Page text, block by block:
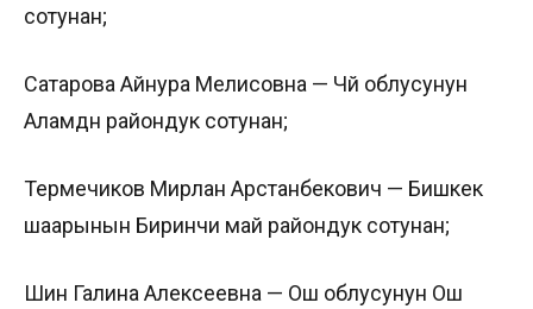
сотунан;
Сатарова Айнура Мелисовна — Чүй облусунун
Аламүдүн райондук сотунан;
Термечиков Мирлан Арстанбекович — Бишкек
шаарынын Биринчи май райондук сотунан;
Шин Галина Алексеевна — Ош облусунун Ош